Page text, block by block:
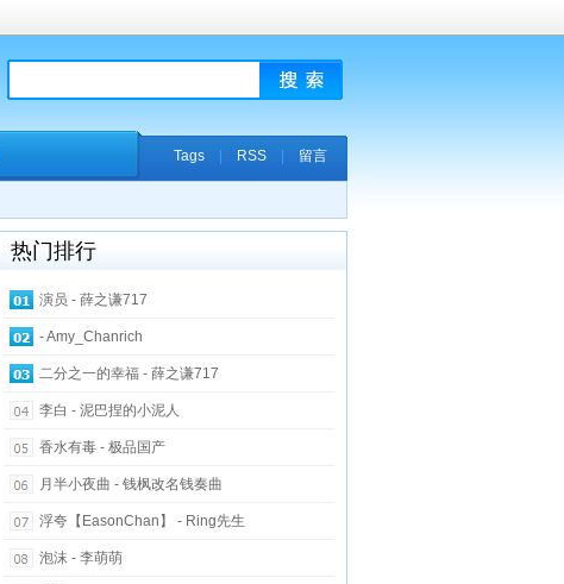
Tags| RSS| 留言
热门排行
演员 - 薛之谦717
- Amy_Chanrich
二分之一的幸福 - 薛之谦717
李白 - 泥巴捏的小泥人
香水有毒 - 极品国产
月半小夜曲 - 钱枫改名钱奏曲
浮夸【EasonChan】 - Ring先生
泡沫 - 李萌萌